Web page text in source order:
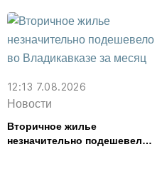
картофель
12:13 7.08.2026
Новости
Вторичное жилье
незначительно подешевело